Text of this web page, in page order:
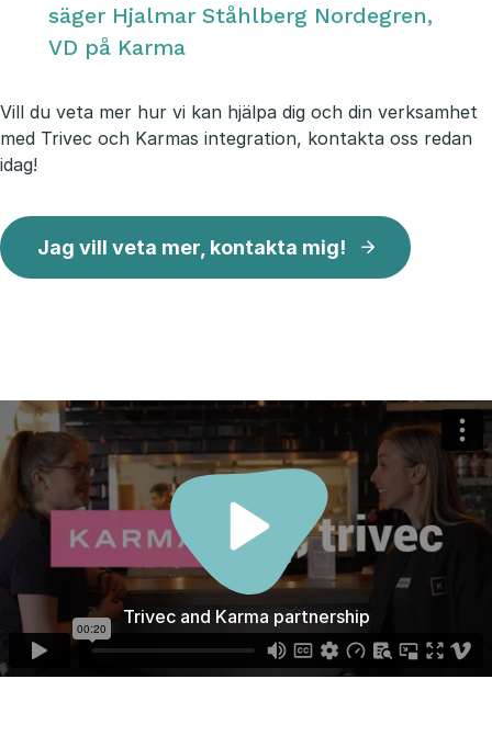
säger Hjalmar Ståhlberg Nordegren,
VD på Karma
Vill du veta mer hur vi kan hjälpa dig och din verksamhet
med Trivec och Karmas integration, kontakta oss redan
idag!
Jag vill veta mer, kontakta mig!
Trivec and Karma partnership